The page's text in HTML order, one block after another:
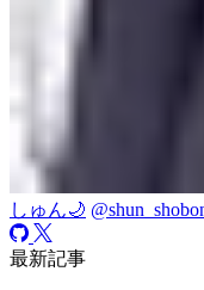
しゅん🌙
最新記事